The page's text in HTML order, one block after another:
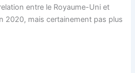
entre le Royaume-Uni et
2020, mais certainement pas plus